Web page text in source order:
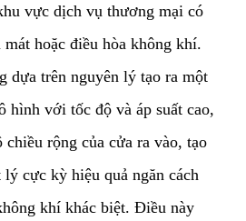
vực dịch vụ thương mại có
hoặc điều hòa không khí.
dựa trên nguyên lý tạo ra một
hình với tốc độ và áp suất cao,
chiều rộng của cửa ra vào, tạo
cực kỳ hiệu quả ngăn cách
khí khác biệt. Điều này